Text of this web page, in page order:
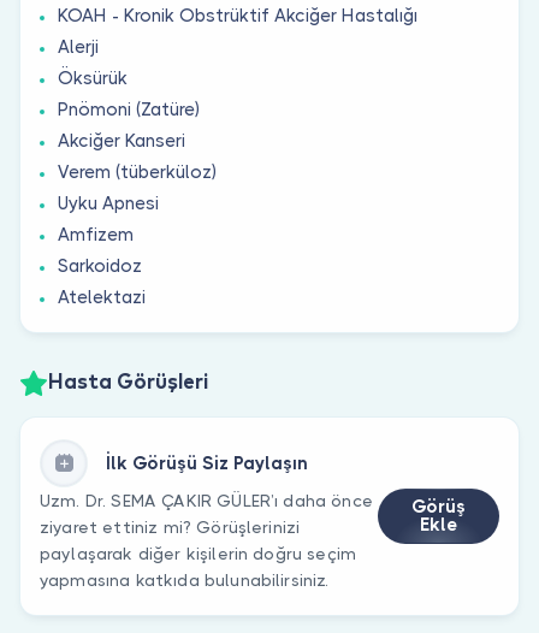
KOAH - Kronik Obstrüktif Akciğer Hastalığı
Alerji
Öksürük
Pnömoni (Zatüre)
Akciğer Kanseri
Verem (tüberküloz)
Uyku Apnesi
Amfizem
Sarkoidoz
Atelektazi
Hasta Görüşleri
İlk Görüşü Siz Paylaşın
Uzm. Dr. SEMA ÇAKIR GÜLER’ı daha önce
ziyaret ettiniz mi? Görüşlerinizi
paylaşarak diğer kişilerin doğru seçim
yapmasına katkıda bulunabilirsiniz.
Görüş
Ekle